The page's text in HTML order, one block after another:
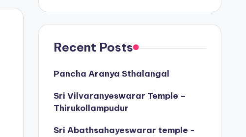
Recent Posts
Pancha Aranya Sthalangal
Sri Vilvaranyeswarar Temple –
Thirukollampudur
Sri Abathsahayeswarar temple -